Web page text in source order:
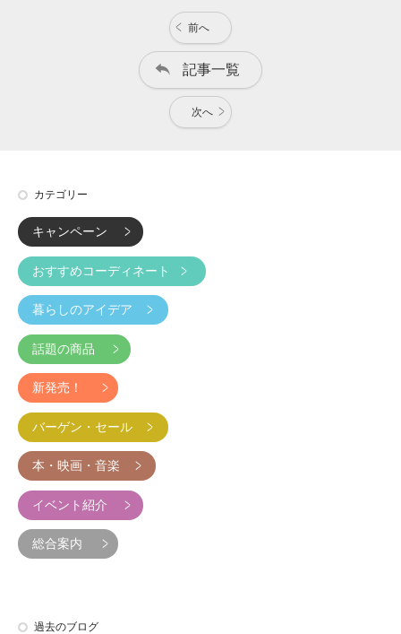
前へ
記事一覧
次へ
カテゴリー
キャンペーン
おすすめコーディネート
暮らしのアイデア
話題の商品
新発売！
バーゲン・セール
本・映画・音楽
イベント紹介
総合案内
過去のブログ